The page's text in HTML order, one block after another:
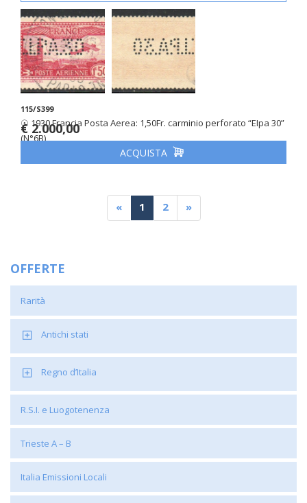
OFFERTE
Rarità
Antichi stati
Regno d’Italia
R.S.I. e Luogotenenza
Trieste A – B
Italia Emissioni Locali
115/S399
☉ 1930 Francia Posta Aerea: 1,50Fr. carminio perforato “EIpa 30”
(N°6B)
€ 2.000,00
ACQUISTA
« 1 2 »